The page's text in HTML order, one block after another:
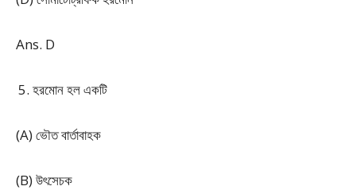
Ans. D
হরমোন হল একটি
(A) ভৌত বার্তাবাহক
(B) উৎসেচক